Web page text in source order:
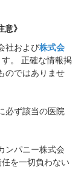
》
社および株式会
。 正確な情報掲
のではありませ
必ず該当の医院
ンパニー株式会
を一切負わない